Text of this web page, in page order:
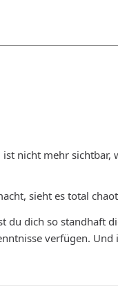
nicht mehr
sieht es total
du dich so standhaft
verfügen. Und